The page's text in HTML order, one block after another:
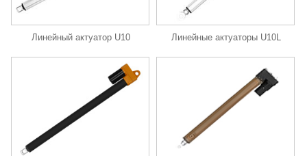
Линейный актуатор U10 Линейные актуаторы U10L